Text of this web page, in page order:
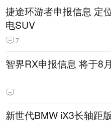
捷途环游者申报信息 定
电SUV
7
智界RX申报信息 将于8
新世代BMW iX3长轴距